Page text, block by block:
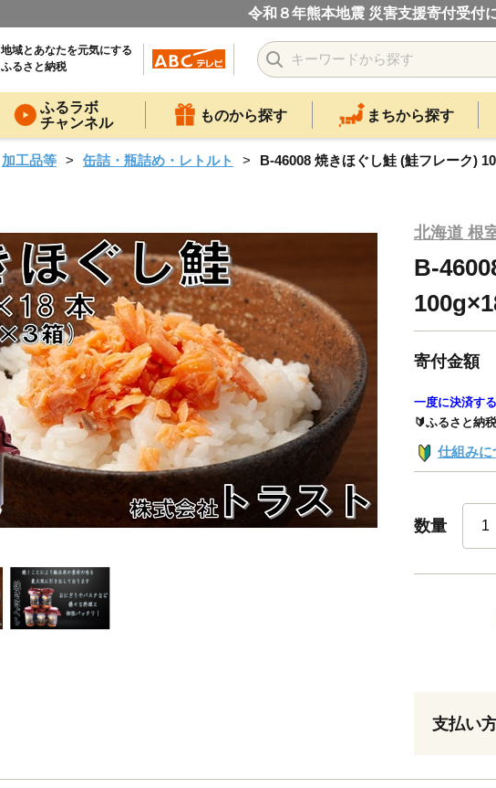
令和８年熊本地震 災害支援寄付受付
地域とあなたを元気にする
ふるさと納税
ふるラボ
チャンネル
ものから探す まちから探す
加工品等 缶詰・瓶詰め・レトルト B-46008 焼きほぐし鮭 (鮭フレーク)
北海道 根
B-
寄付金額
一度に決済する
🔰ふるさと納
仕組みに
数量
支払い